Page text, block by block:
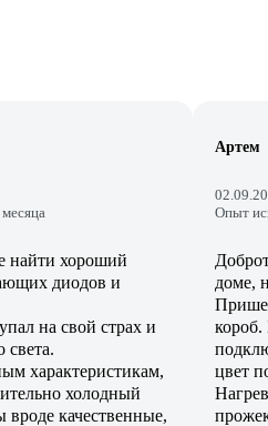
найти хороший
диодов и
на свой страх и
света.
характеристикам,
холодный
вроде качественные,
Артем
Опыт
доме,
цвет